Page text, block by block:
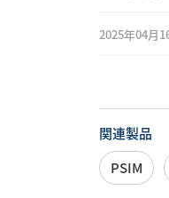
2025年04月
関連製品
PSIM